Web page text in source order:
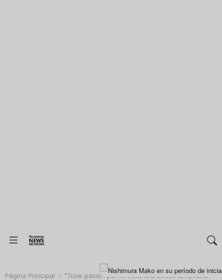
Página Principal
"Tuve pasión por la violencia desde temprana